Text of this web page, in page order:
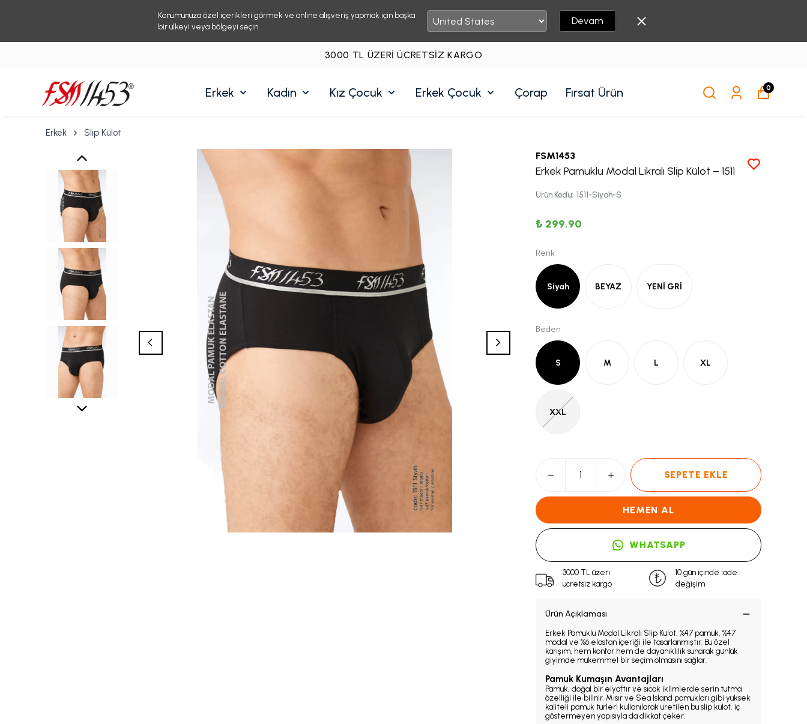
Konumunuza özel içerikleri görmek ve online alışveriş yapmak için başka
bir ülkeyi veya bölgeyi seçin.
Devam
3000 TL ÜZERI ÜCRETSIZ KARGO
Erkek Kadın Kız Çocuk Erkek Çocuk Çorap Fırsat Ürün 0
Erkek Slip Külot
FSM1453
Erkek Pamuklu Modal Likralı Slip Külot – 1511
Ürün Kodu: 1511-Siyah-S
₺ 299.90
Renk
Siyah BEYAZ YENİ GRİ
Beden
S M L XL
XXL
SEPETE EKLE
HEMEN AL
WHATSAPP
3000 TL üzeri
ücretsiz kargo
10 gün içinde iade
değişim
Ürün Açıklaması
Erkek Pamuklu Modal Likralı Slip Külot, %47 pamuk, %47
modal ve %6 elastan içeriği ile tasarlanmıştır. Bu özel
karışım, hem konfor hem de dayanıklılık sunarak günlük
giyimde mükemmel bir seçim olmasını sağlar.
Pamuk Kumaşın Avantajları
Pamuk, doğal bir elyaftır ve sıcak iklimlerde serin tutma
özelliği ile bilinir. Mısır ve Sea Island pamukları gibi yüksek
kaliteli pamuk türleri kullanılarak üretilen bu slip külot, iç
göstermeyen yapısıyla da dikkat çeker.